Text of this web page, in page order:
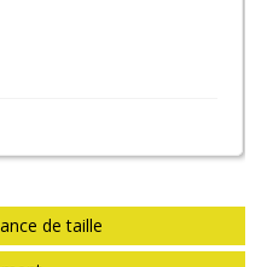
de taille